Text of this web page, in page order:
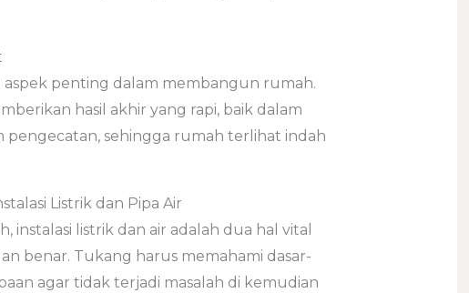
aspek penting dalam membangun rumah.
hasil akhir yang rapi, baik dalam
sehingga rumah terlihat indah
Listrik dan Pipa Air
instalasi listrik dan air adalah dua hal vital
benar. Tukang harus memahami dasar-
agar tidak terjadi masalah di kemudian